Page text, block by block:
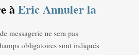
àEricAnnuler la
messagerie ne sera pas
obligatoires sont indiqués